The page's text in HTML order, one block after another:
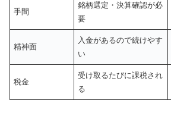
手間
銘柄選定・決算確認が必
要
精神面
入金があるので続けやす
い
税金
受け取るたびに課税され
る